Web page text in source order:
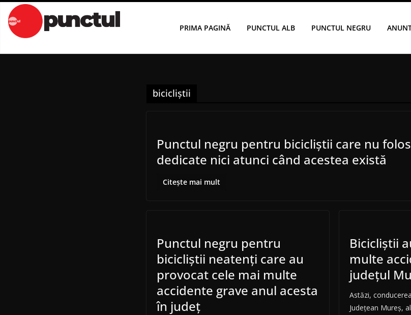
Sari
conținut
PRIMA PAGINĂ PUNCTUL ALB PUNCTUL NEGRU
bicicliștii
Punctul negru pentru bicicliștii care nu
dedicate nici atunci când acestea există
Citește mai mult
Punctul negru pentru
bicicliștii neatenți care au
provocat cele mai multe
accidente grave anul acesta
în județ
Bicicliștii
multe
județul
Astăzi,
Județean Mureș,